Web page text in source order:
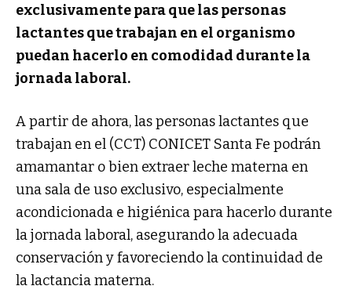
exclusivamente para que las personas
lactantes que trabajan en el organismo
puedan hacerlo en comodidad durante la
jornada laboral.
A partir de ahora, las personas lactantes que
trabajan en el (CCT) CONICET Santa Fe podrán
amamantar o bien extraer leche materna en
una sala de uso exclusivo, especialmente
acondicionada e higiénica para hacerlo durante
la jornada laboral, asegurando la adecuada
conservación y favoreciendo la continuidad de
la lactancia materna.